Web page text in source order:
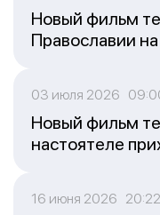
Новый фильм
Православии
03 июля 2026
Новый фильм
настоятеле
16 июня 2026 20:22